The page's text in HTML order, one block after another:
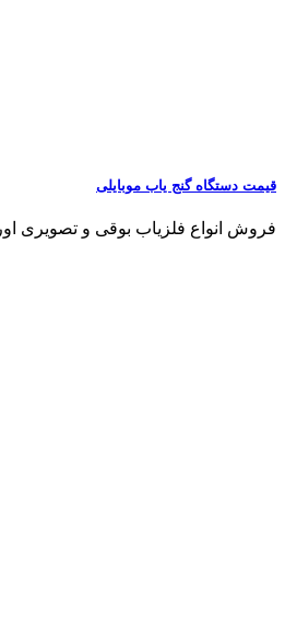
قیمت دستگاه گنج یاب موبایلی
فروش انواع فلزیاب بوقی و تصویری